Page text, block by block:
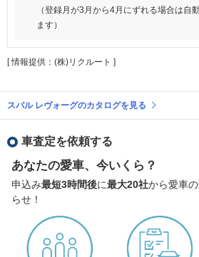
（登録月が3月から4月にずれる場合は自
ます）
[ 情報提供：(株)リクルート ]
スバル レヴォーグのカタログを見る
車査定を依頼する
あなたの愛車、今いくら？
申込み最短3時間後に最大20社から愛車
らせ！